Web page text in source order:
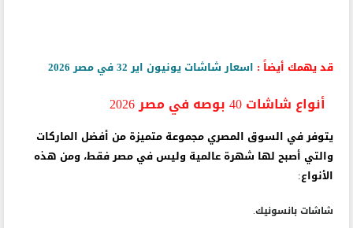
قد يهمك أيضاً : اسعار شاشات يونيون اير 32 في مصر 2026
أنواع شاشات 40 بوصه في مصر 2026
يتوفر في السوق المصري مجموعة متميزة من أفضل الماركات
والتي أصبح لها شهرة عالمية وليس في مصر فقط، ومن هذه
الأنواع:
شاشات بانسونيك.